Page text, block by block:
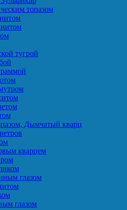
топазом
тугрой
Дымчатый кварц
кварцем
глазом
глазом